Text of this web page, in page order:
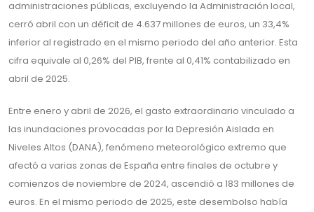
administraciones públicas, excluyendo la Administración local,
cerró abril con un déficit de 4.637 millones de euros, un 33,4%
inferior al registrado en el mismo periodo del año anterior. Esta
cifra equivale al 0,26% del PIB, frente al 0,41% contabilizado en
abril de 2025.
Entre enero y abril de 2026, el gasto extraordinario vinculado a
las inundaciones provocadas por la Depresión Aislada en
Niveles Altos (DANA), fenómeno meteorológico extremo que
afectó a varias zonas de España entre finales de octubre y
comienzos de noviembre de 2024, ascendió a 183 millones de
euros. En el mismo periodo de 2025, este desembolso había